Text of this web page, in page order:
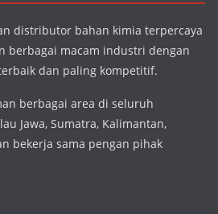
distributor bahan kimia terpercaya
berbagai macam industri dengan
dan paling kompetitif.
berbagai area di seluruh
Jawa, Sumatra, Kalimantan,
bekerja sama pengan pihak